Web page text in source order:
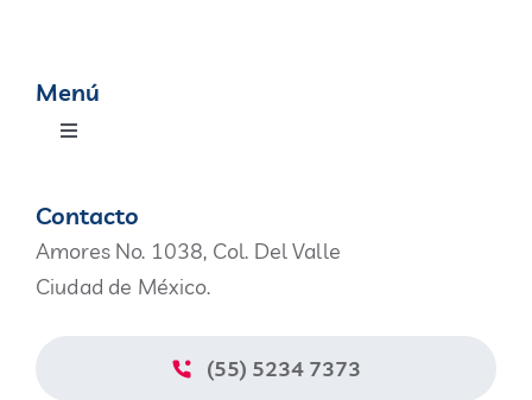
Menú
Toggle
Contacto
Amores No. 1038, Col. Del Valle
Ciudad de México.
(55) 5234 7373